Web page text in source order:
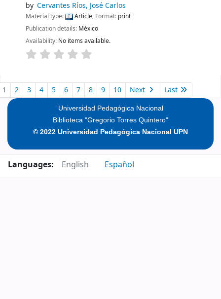
by Cervantes Ríos, José Carlos
Material type: Article; Format: print
Publication details: México
Availability: No items available.
1 2 3 4 5 6 7 8 9 10 Next Last
Universidad Pedagógica Nacional
Biblioteca "Gregorio Torres Quintero"
© 2022 Universidad Pedagógica Nacional UPN
Languages: English Español